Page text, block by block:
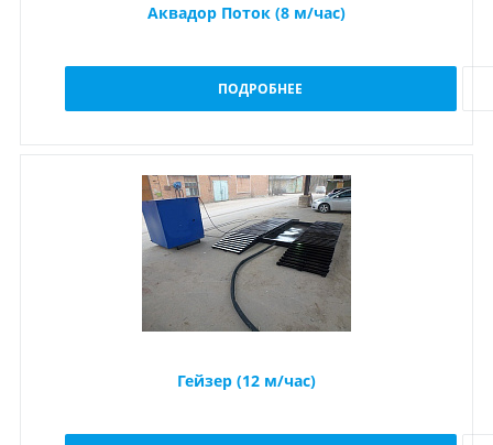
Аквадор Поток (8 м/час)
ПОДРОБНЕЕ
Гейзер (12 м/час)